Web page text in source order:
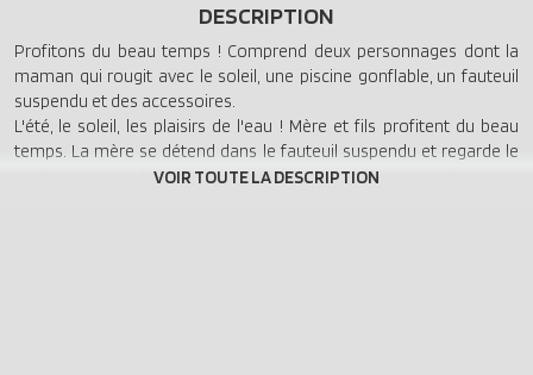
DESCRIPTION
Profitons du beau temps ! Comprend deux personnages dont la
maman qui rougit avec le soleil, une piscine gonflable, un fauteuil
suspendu et des accessoires.
L'été, le soleil, les plaisirs de l'eau ! Mère et fils profitent du beau
temps. La mère se détend dans le fauteuil suspendu et regarde le
petit garçon barboter. Le petit chat curieux l'observe